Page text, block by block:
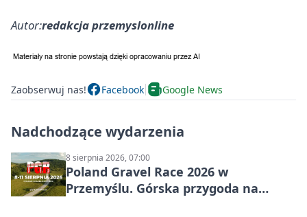
Autor:redakcja przemyslonline
Zaobserwuj nas! Facebook Google News
Nadchodzące wydarzenia
8 sierpnia 2026, 07:00
Poland Gravel Race 2026 w
Przemyślu. Górska przygoda na